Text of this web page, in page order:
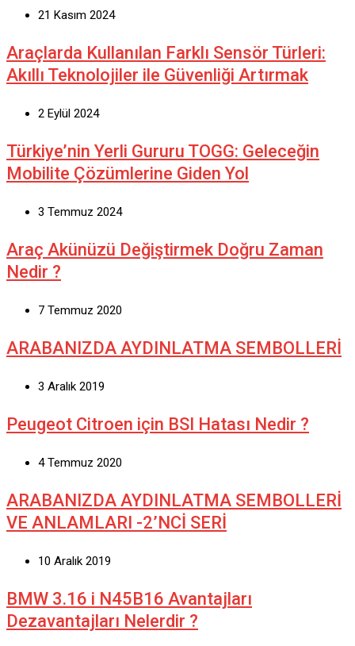
21 Kasım 2024
Araçlarda Kullanılan Farklı Sensör Türleri:
Akıllı Teknolojiler ile Güvenliği Artırmak
2 Eylül 2024
Türkiye’nin Yerli Gururu TOGG: Geleceğin
Mobilite Çözümlerine Giden Yol
3 Temmuz 2024
Araç Akünüzü Değiştirmek Doğru Zaman
Nedir ?
7 Temmuz 2020
ARABANIZDA AYDINLATMA SEMBOLLERİ
3 Aralık 2019
Peugeot Citroen için BSI Hatası Nedir ?
4 Temmuz 2020
ARABANIZDA AYDINLATMA SEMBOLLERİ
VE ANLAMLARI -2’NCİ SERİ
10 Aralık 2019
BMW 3.16 i N45B16 Avantajları
Dezavantajları Nelerdir ?